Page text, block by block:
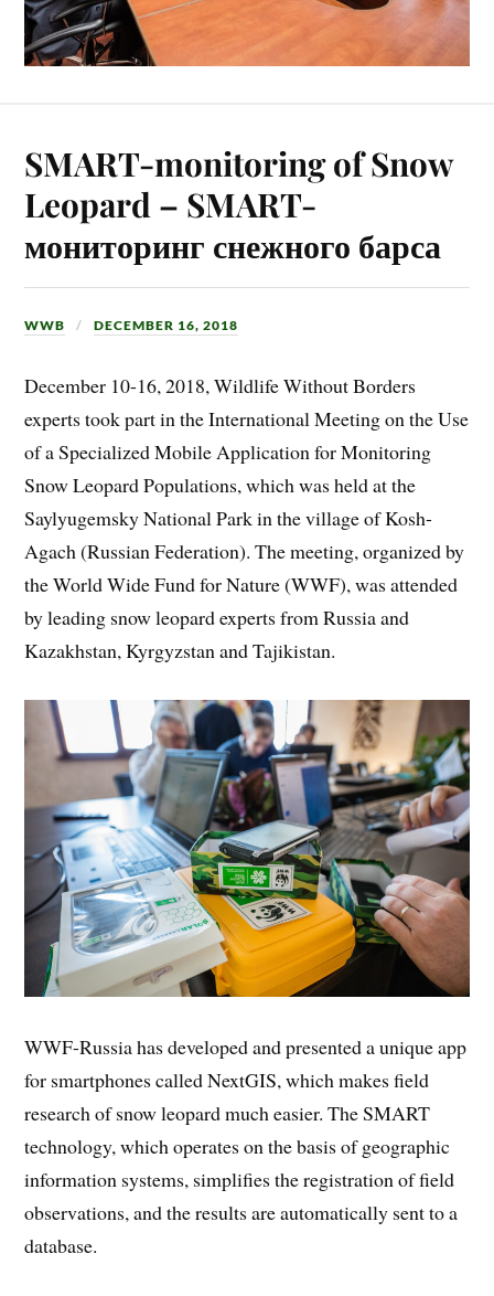
SMART-monitoring of Snow
Leopard – SMART-
мониторинг снежного барса
WWB DECEMBER 16, 2018
December 10-16, 2018, Wildlife Without Borders
experts took part in the International Meeting on the Use
of a Specialized Mobile Application for Monitoring
Snow Leopard Populations, which was held at the
Saylyugemsky National Park in the village of Kosh-
Agach (Russian Federation). The meeting, organized by
the World Wide Fund for Nature (WWF), was attended
by leading snow leopard experts from Russia and
Kazakhstan, Kyrgyzstan and Tajikistan.
WWF-Russia has developed and presented a unique app
for smartphones called NextGIS, which makes field
research of snow leopard much easier. The SMART
technology, which operates on the basis of geographic
information systems, simplifies the registration of field
observations, and the results are automatically sent to a
database.